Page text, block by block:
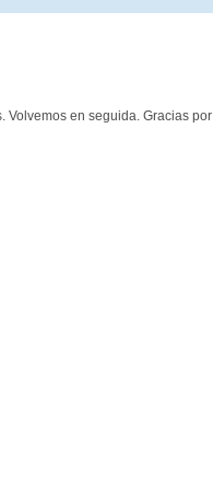
Volvemos en seguida. Gracias